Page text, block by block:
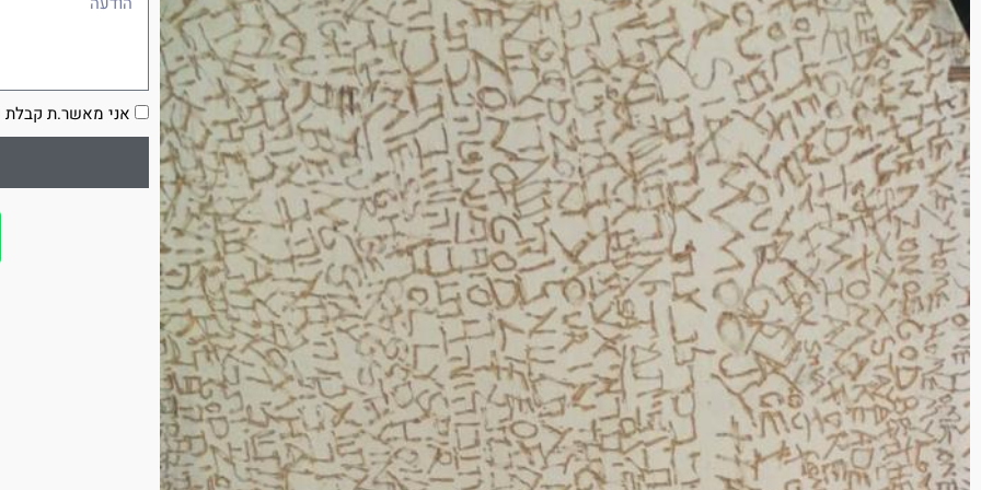
הסכמה
אני מאשר.ת קבלת